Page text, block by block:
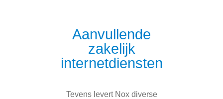
Aanvullende
zakelijk
internetdiensten
Tevens levert Nox diverse